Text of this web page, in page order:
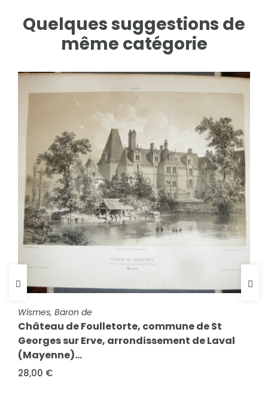
Quelques suggestions de
même catégorie
FICHE COMPLÈTE
Wismes, Baron de
Château de Foulletorte, commune de St
Georges sur Erve, arrondissement de Laval
(Mayenne)...
28,00 €
Nash, J.
Barrière de la Cunette (Gravure aquarellée)
20,00 €